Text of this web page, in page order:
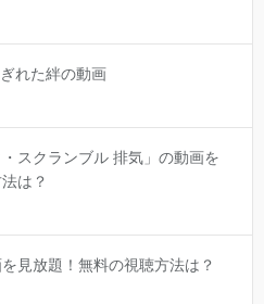
れた絆の動画
スクランブル 排気」の動画を
は？
見放題！無料の視聴方法は？